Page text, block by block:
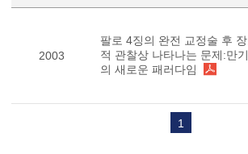
2003
팔로 4징의 완전 교정술 후
적 관찰상 나타나는 문제:만
의 새로운 패러다임
1